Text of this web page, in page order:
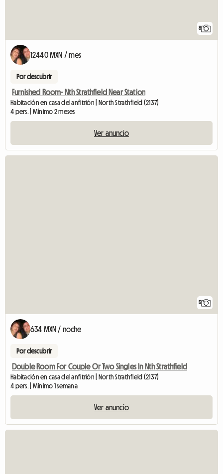
8
12440 MXN / mes
Por descubrir
Furnished Room- Nth Strathfield Near Station
Habitación en casa del anfitrión | North Strathfield (2137)
4 pers. | Mínimo 2 meses
Ver anuncio
5
634 MXN / noche
Por descubrir
Double Room For Couple Or Two Singles In Nth Strathfield
Habitación en casa del anfitrión | North Strathfield (2137)
4 pers. | Mínimo 1 semana
Ver anuncio